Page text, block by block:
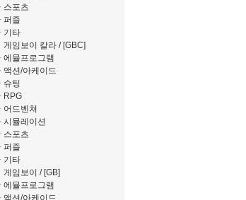
스포츠
퍼즐
기타
게임보이 칼라 / [GBC]
에뮬프로그램
액션/아케이드
슈팅
RPG
어드벤쳐
시뮬레이션
스포츠
퍼즐
기타
게임보이 / [GB]
에뮬프로그램
액션/아케이드